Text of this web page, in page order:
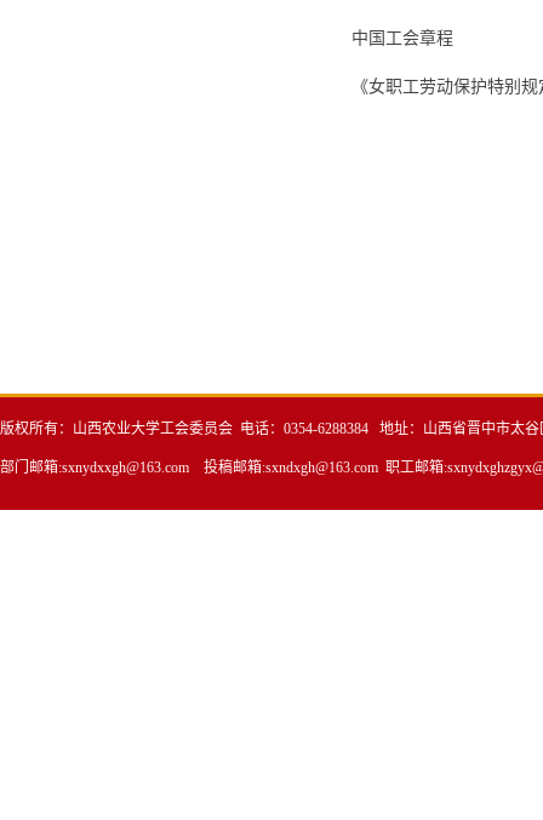
中国工会章程
《女职工劳动保护特别规
版权所有：山西农业大学工会委员会 电话：0354-6288384 地址：山西省晋中市太
部门邮箱:sxnydxxgh@163.com 投稿邮箱:sxndxgh@163.com 职工邮箱